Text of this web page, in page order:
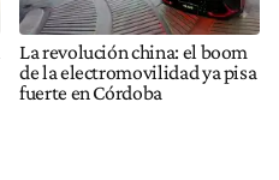
La revolución china: el boom
de la electromovilidad ya pisa
fuerte en Córdoba